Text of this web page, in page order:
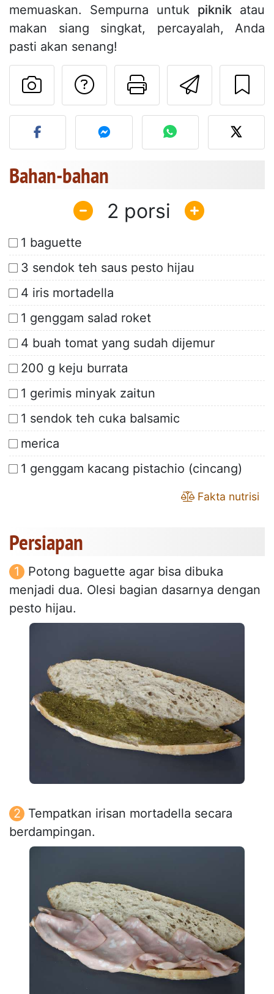
memuaskan. Sempurna untuk piknik atau
makan siang singkat, percayalah, Anda
pasti akan senang!
Kirim
Cetak
Mengajukan
Unggah foto Anda dari
Bahan-bahan
2
1 baguette
3 sendok teh saus pesto hijau
4 iris mortadella
1 genggam salad roket
4 buah tomat yang sudah dijemur
200 g keju burrata
1 gerimis minyak zaitun
1 sendok teh cuka balsamic
merica
1 genggam kacang pistachio (cincang)
Fakta nutrisi
Persiapan
Potong baguette agar bisa dibuka
menjadi dua. Olesi bagian dasarnya dengan
pesto hijau.
Tempatkan irisan mortadella secara
berdampingan.